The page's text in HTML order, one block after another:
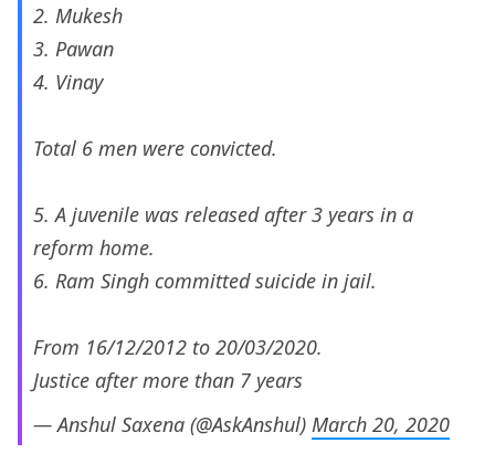
2. Mukesh
3. Pawan
4. Vinay
Total 6 men were convicted.
5. A juvenile was released after 3 years in a
reform home.
6. Ram Singh committed suicide in jail.
From 16/12/2012 to 20/03/2020.
Justice after more than 7 years
— Anshul Saxena (@AskAnshul) March 20, 2020